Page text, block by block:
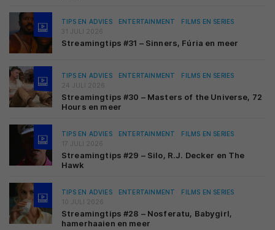
TIPS EN ADVIES ENTERTAINMENT
FILMS EN SERIES
31 JULI 2026
Streamingtips #31 – Sinners, Fúria en meer
TIPS EN ADVIES ENTERTAINMENT
FILMS EN SERIES
24 JULI 2026
Streamingtips #30 – Masters of the Universe, 72
Hours en meer
TIPS EN ADVIES ENTERTAINMENT
FILMS EN SERIES
17 JULI 2026
Streamingtips #29 – Silo, R.J. Decker en The
Hawk
TIPS EN ADVIES ENTERTAINMENT
FILMS EN SERIES
10 JULI 2026
Streamingtips #28 – Nosferatu, Babygirl,
hamerhaaien en meer